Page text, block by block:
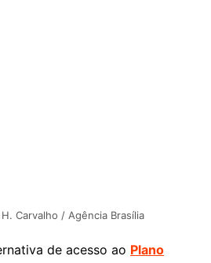
Carvalho / Agência Brasília
de acesso ao Plano